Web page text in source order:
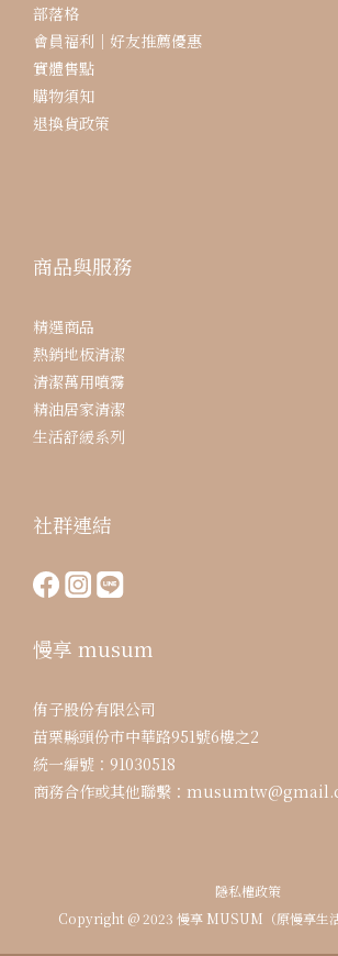
部落格
會員福利｜好友推薦優惠
實體售點
購物須知
退換貨政策
商品與服務
精選商品
熱銷地板清潔
清潔萬用噴霧
精油居家清潔
生活舒緩系列
社群連結
慢享 musum
侑子股份有限公司
苗栗縣頭份市中華路951號6樓之2
統一編號：91030518
商務合作或其他聯繫：
隱私權政策
Copyright @ 2023 慢享 MUSUM（原慢享生